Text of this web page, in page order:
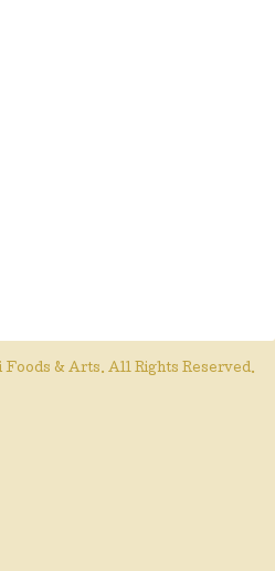
Foods & Arts. All Rights Reserved.